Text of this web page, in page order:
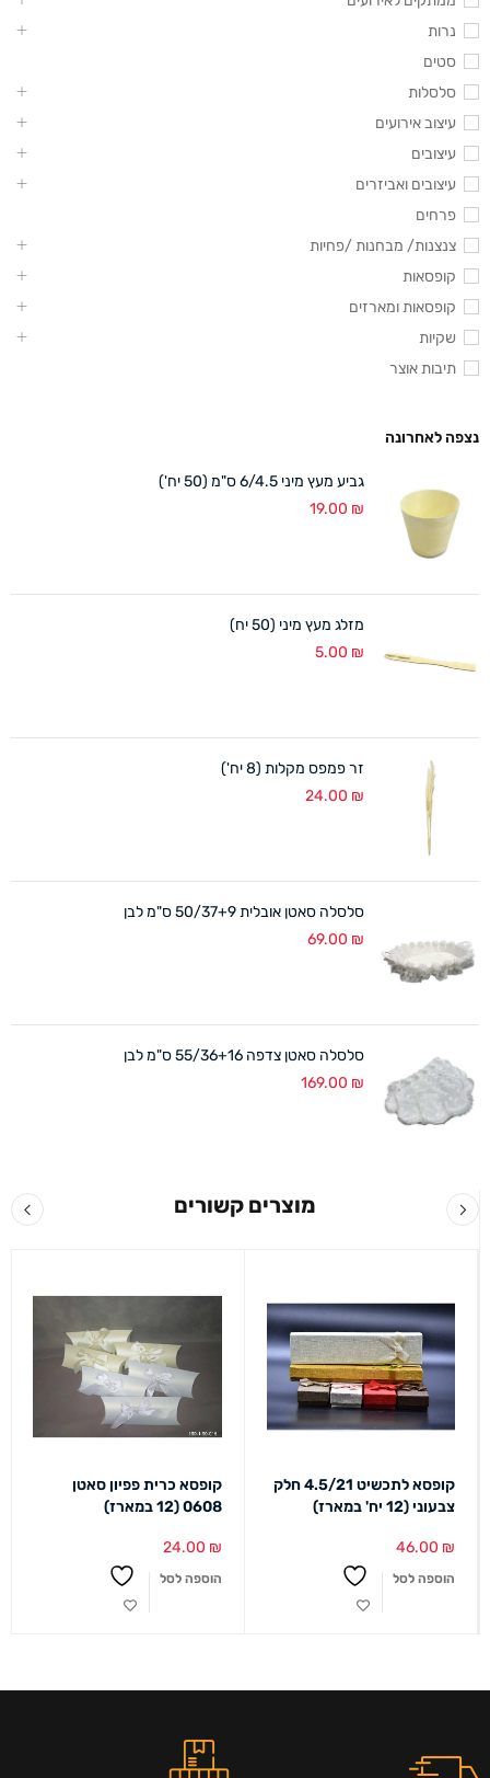
נרות
סטים
סלסלות
עיצוב אירועים
עיצובים
עיצובים ואביזרים
פרחים
צנצנות/ מבחנות /פחיות
קופסאות
קופסאות ומארזים
שקיות
תיבות אוצר
נצפה לאחרונה
גביע מעץ מיני 6/4.5 ס"מ (50 יח')
19.00 ₪
מזלג מעץ מיני (50 יח)
5.00 ₪
זר פמפס מקלות (8 יח')
24.00 ₪
סלסלה סאטן אובלית 50/37+9 ס"מ לבן
69.00 ₪
סלסלה סאטן צדפה 55/36+16 ס"מ לבן
169.00 ₪
מוצרים קשורים
קופסא לתכשיט 4.5/21 חלק
צבעוני (12 יח' במארז)
46.00 ₪
הוספה לסל
קופסא כרית פפיון סאטן
0608 (12 במארז)
24.00 ₪
הוספה לסל